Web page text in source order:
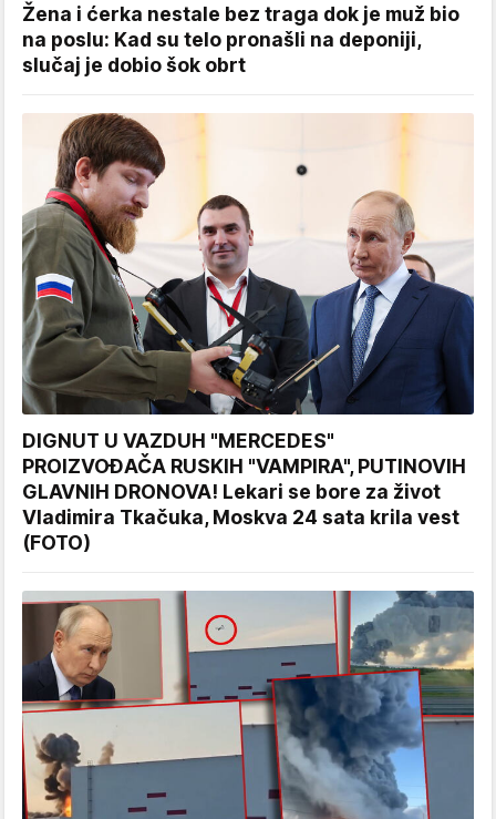
Žena i ćerka nestale bez traga dok je muž bio
na poslu: Kad su telo pronašli na deponiji,
slučaj je dobio šok obrt
DIGNUT U VAZDUH "MERCEDES"
PROIZVOĐAČA RUSKIH "VAMPIRA", PUTINOVIH
GLAVNIH DRONOVA! Lekari se bore za život
Vladimira Tkačuka, Moskva 24 sata krila vest
(FOTO)